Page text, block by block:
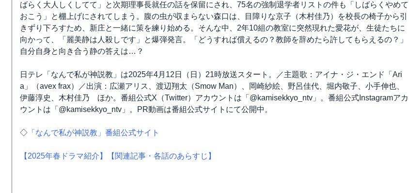
ばらく大人しくしてて」と次期理事長就任の話を保留にされ、75名の強制退学者リストの件も「しばらくやめて
おこう」と棚上げにされてしまう。腹の虫が収まらない森口は、目障りな京子（木村佳乃）を校長の椅子から引
きずり下ろすため、新庄と一緒に策を練り始める。そんな中、2年10組の教室に突然現れた愛花が、生徒たちに
向かって、「麗美静は人殺しです」と爆弾発言。「どうすれば償えるの？教師を辞めたら許してもらえるの？」
自分自身と向き合う静の答えは…？
日テレ「なんで私が神説教」は2025年4月12日（日）21時放送スタート。／主題歌：アイナ・ジ・エンド「Ari
a」（avex frax）／出演：広瀬アリス、渡辺翔太（Smow Man）、岡崎紗絵、野呂佳代、堀内敬子、小手伸也、
伊藤淳史、木村佳乃 ほか。番組公式X（Twitter）アカウントは「@kamisekkyo_ntv」。番組公式Instagramアカ
ウントは「@kamisekkyo_ntv」。PR動画は番組公式サイトにて公開中。
◇ 「なんで私が神説教」番組公式サイト
【2025年春ドラマ紹介】 【関連記事・各話のあらすじ】